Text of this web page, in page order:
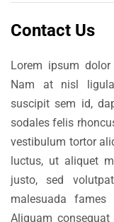
Contact Us
Lorem ipsum
Nam at nisl
suscipit sem id,
sodales felis
vestibulum tortor
luctus, ut aliquet
justo, sed
malesuada
Aliquam